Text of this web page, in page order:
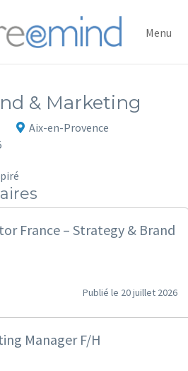
Menu
& Marketing
Aix-en-Provence
France – Strategy & Brand
Publié le 20 juillet 2026
Manager F/H